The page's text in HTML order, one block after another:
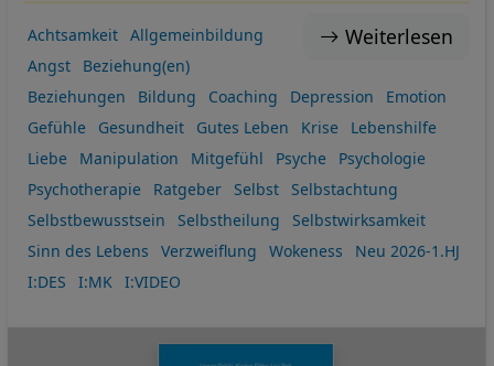
Weiterlesen
Achtsamkeit
Allgemeinbildung
Angst
Beziehung(en)
Beziehungen
Bildung Coaching Depression
Emotion
Gefühle
Gesundheit Gutes Leben Krise
Lebenshilfe
Liebe
Manipulation Mitgefühl Psyche
Psychologie
Psychotherapie
Ratgeber Selbst
Selbstachtung
Selbstbewusstsein
Selbstheilung
Selbstwirksamkeit
Sinn des Lebens
Verzweiflung Wokeness
Neu 2026-1.HJ
I:DES
I:MK I:VIDEO